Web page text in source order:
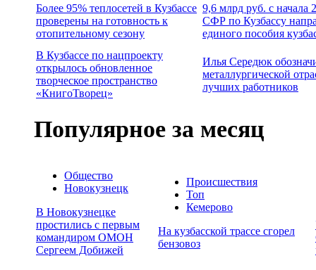
Более 95% теплосетей в Кузбассе
проверены на готовность к
отопительному сезону
9,6 млрд руб. с начала
СФР по Кузбассу
единого пособия
В Кузбассе по нацпроекту
открылось обновленное
творческое пространство
«КнигоТворец»
Илья Середюк
металлургической
лучших работников
Популярное за месяц
Общество
Новокузнецк
В Новокузнецке
простились с первым
командиром ОМОН
Сергеем Добижей
Происшествия
Топ
Кемерово
На кузбасской трассе сгорел
бензовоз